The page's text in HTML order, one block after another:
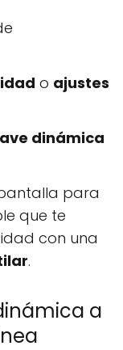
o ajustes
dinámica
para
que te
con una
.
a